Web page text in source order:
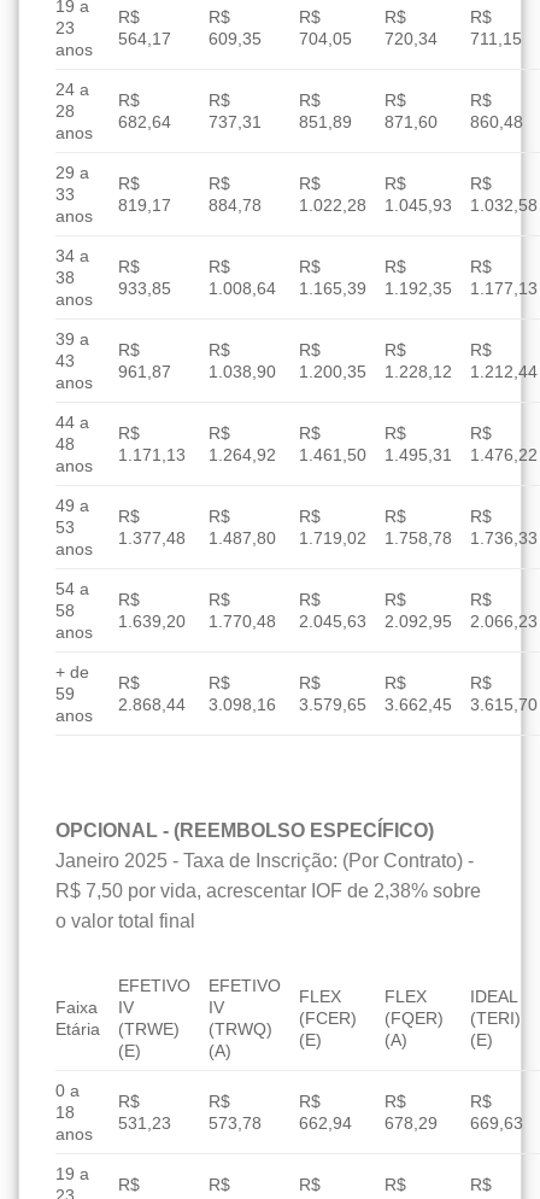
19 a
23
anos
R$
564,17
R$
609,35
R$
704,05
R$
720,34
R$
711,15
24 a
28
anos
R$
682,64
R$
737,31
R$
851,89
R$
871,60
R$
860,48
29 a
33
anos
R$
819,17
R$
884,78
R$
1.022,28
R$
1.045,93
R$
1.032,58
34 a
38
anos
R$
933,85
R$
1.008,64
R$
1.165,39
R$
1.192,35
R$
1.177,13
39 a
43
anos
R$
961,87
R$
1.038,90
R$
1.200,35
R$
1.228,12
R$
1.212,44
44 a
48
anos
R$
1.171,13
R$
1.264,92
R$
1.461,50
R$
1.495,31
R$
1.476,22
49 a
53
anos
R$
1.377,48
R$
1.487,80
R$
1.719,02
R$
1.758,78
R$
1.736,33
54 a
58
anos
R$
1.639,20
R$
1.770,48
R$
2.045,63
R$
2.092,95
R$
2.066,23
+ de
59
anos
R$
2.868,44
R$
3.098,16
R$
3.579,65
R$
3.662,45
R$
3.615,70
OPCIONAL - (REEMBOLSO ESPECÍFICO)
Janeiro 2025 - Taxa de Inscrição: (Por Contrato) -
R$ 7,50 por vida, acrescentar IOF de 2,38% sobre
o valor total final
Faixa
Etária
EFETIVO
IV
(TRWE)
(E)
EFETIVO
IV
(TRWQ)
(A)
FLEX
(FCER)
(E)
FLEX
(FQER)
(A)
IDEAL
(TERI)
(E)
0 a
18
anos
R$
531,23
R$
573,78
R$
662,94
R$
678,29
R$
669,63
19 a
R$
R$
R$
R$
R$